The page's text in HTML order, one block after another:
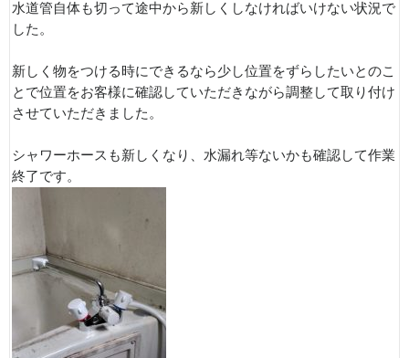
水道管自体も切って途中から新しくしなければいけない状況で
した。
新しく物をつける時にできるなら少し位置をずらしたいとのこ
とで位置をお客様に確認していただきながら調整して取り付け
させていただきました。
シャワーホースも新しくなり、水漏れ等ないかも確認して作業
終了です。